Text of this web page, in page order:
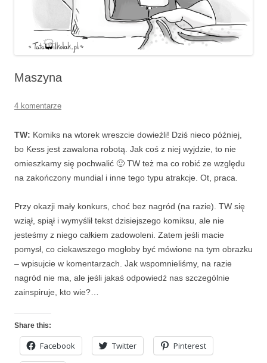
Maszyna
4 komentarze
TW: Komiks na wtorek wreszcie dowieźli! Dziś nieco później,
bo Kess jest zawalona robotą. Jak coś z niej wyjdzie, to nie
omieszkamy się pochwalić 🙂 TW też ma co robić ze względu
na zakończony mundial i inne tego typu atrakcje. Ot, praca.
Przy okazji mały konkurs, choć bez nagród (na razie). TW się
wziął, spiął i wymyślił tekst dzisiejszego komiksu, ale nie
jesteśmy z niego całkiem zadowoleni. Zatem jeśli macie
pomysł, co ciekawszego mogłoby być mówione na tym obrazku
– wpisujcie w komentarzach. Jak wspomnieliśmy, na razie
nagród nie ma, ale jeśli jakaś odpowiedź nas szczególnie
zainspiruje, kto wie?…
Share this:
Facebook Twitter Pinterest